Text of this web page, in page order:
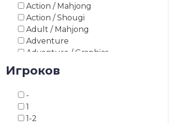
2003
2008
2010
2012
2014
2017
2018
Action / Mahjong
Action / Shougi
Adult / Mahjong
Adventure
Adventure / Graphics
Adventure / Survival Horror
Adventure / Visual Novel
Asiatic board game
Игроков
-
1
1-2